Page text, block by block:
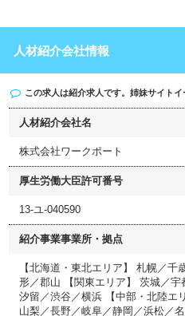
人材紹介会社情報
この求人は紹介求人です。姉妹サイト イ
人材紹介会社名
株式会社ワークポート
厚生労働大臣許可番号
13-ユ-040590
紹介事業事業所・拠点
【北海道・東北エリア】 札幌／
形／郡山 【関東エリア】 茨城／
汐留／渋谷／横浜 【中部・北陸エ
山梨／長野／岐阜／静岡／浜松／